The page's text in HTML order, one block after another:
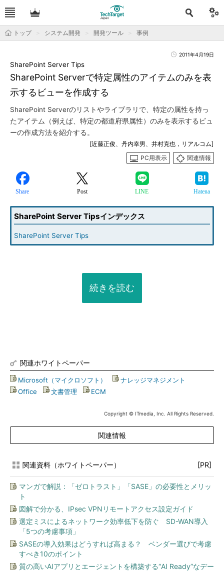
トップ システム開発 開発ツール 事例
2011年4月19日
SharePoint Serverで特定属性のアイテムのみを表
示するビューを作成する
SharePoint Server Tips
SharePoint Serverのリストやライブラリで、特定の属性を持っ
たアイテム（例えば、特定の都道府県属性）のみを表示するビュ
ーの作成方法を紹介する。
[近藤正俊、丹内幸男、井村克也，リアルコム]
PC用表示
関連情報
Share Post LINE Hatena
SharePoint Server Tipsインデックス
SharePoint Server Tips
続きを読む
関連ホワイトペーパー
Microsoft（マイクロソフト） ナレッジマネジメント
Office
文書管理 ECM
Copyright © ITmedia, Inc. All Rights Reserved.
関連情報
関連資料（ホワイトペーパー） [PR]
マンガで解説：「ゼロトラスト」「SASE」の必要性とメリッ
ト
図解で分かる、IPsec VPNリモートアクセス設定ガイド
選定ミスによるネットワーク効率低下を防ぐ SD-WAN導入
「5つの考慮事項」
SASEの導入効果はどうすれば高まる？ ベンダー選びで考慮
すべき10のポイント
質の高いAIアプリとエージェントを構築する“AI Ready”なデー